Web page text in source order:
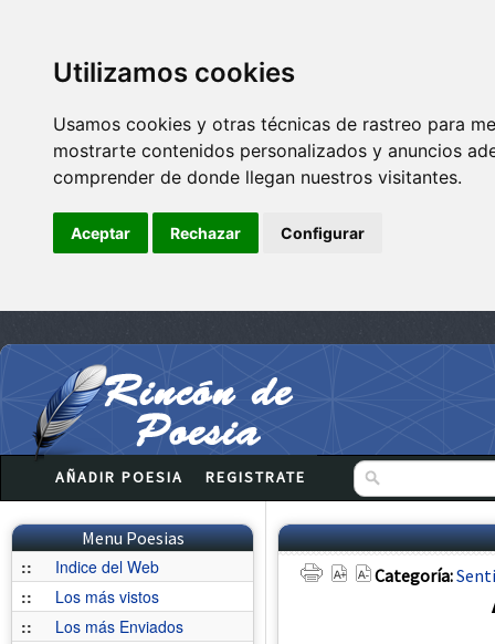
Utilizamos cookies
Usamos cookies y otras técnicas de rastreo para
mostrarte contenidos personalizados y anuncios
comprender de donde llegan nuestros visitantes.
Aceptar Rechazar Configurar
AÑADIR POESIA REGISTRATE
Menu Poesias
::
Indice del Web
::
Los más vistos
::
Los más Enviados
Categoría: